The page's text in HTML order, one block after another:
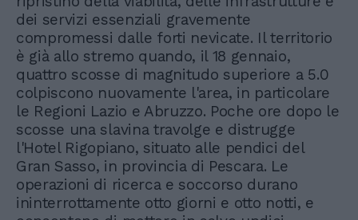
dei servizi essenziali gravemente
compromessi dalle forti nevicate. Il territorio
è già allo stremo quando, il 18 gennaio,
quattro scosse di magnitudo superiore a 5.0
colpiscono nuovamente l'area, in particolare
le Regioni Lazio e Abruzzo. Poche ore dopo le
scosse una slavina travolge e distrugge
l'Hotel Rigopiano, situato alle pendici del
Gran Sasso, in provincia di Pescara. Le
operazioni di ricerca e soccorso durano
ininterrottamente otto giorni e otto notti, e